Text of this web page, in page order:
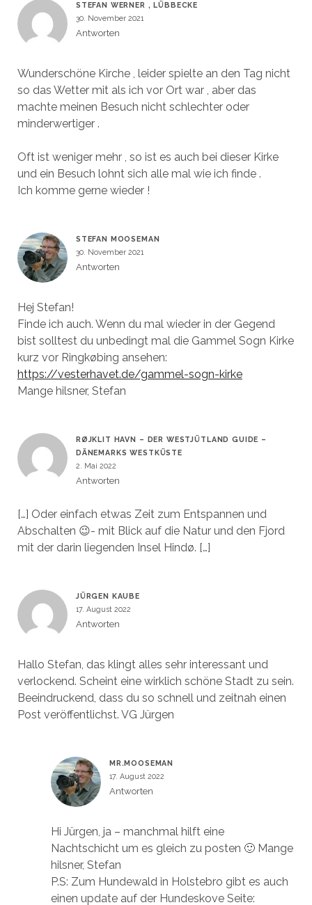
STEFAN WERNER , LÜBBECKE
30. November 2021
Antworten
Wunderschöne Kirche , leider spielte an den Tag nicht
so das Wetter mit als ich vor Ort war , aber das
machte meinen Besuch nicht schlechter oder
minderwertiger .
Oft ist weniger mehr , so ist es auch bei dieser Kirke
und ein Besuch lohnt sich alle mal wie ich finde .
Ich komme gerne wieder !
STEFAN MOOSEMAN
30. November 2021
Antworten
Hej Stefan!
Finde ich auch. Wenn du mal wieder in der Gegend
bist solltest du unbedingt mal die Gammel Sogn Kirke
kurz vor Ringkøbing ansehen:
https://vesterhavet.de/gammel-sogn-kirke
Mange hilsner, Stefan
RØJKLIT HAVN – DER WESTJÜTLAND GUIDE –
DÄNEMARKS WESTKÜSTE
2. Mai 2022
Antworten
[…] Oder einfach etwas Zeit zum Entspannen und
Abschalten 😉- mit Blick auf die Natur und den Fjord
mit der darin liegenden Insel Hindø. […]
JÜRGEN KAUBE
17. August 2022
Antworten
Hallo Stefan, das klingt alles sehr interessant und
verlockend. Scheint eine wirklich schöne Stadt zu sein.
Beeindruckend, dass du so schnell und zeitnah einen
Post veröffentlichst. VG Jürgen
MR.MOOSEMAN
17. August 2022
Antworten
Hi Jürgen, ja – manchmal hilft eine
Nachtschicht um es gleich zu posten 🙂 Mange
hilsner, Stefan
P.S: Zum Hundewald in Holstebro gibt es auch
einen update auf der Hundeskove Seite: